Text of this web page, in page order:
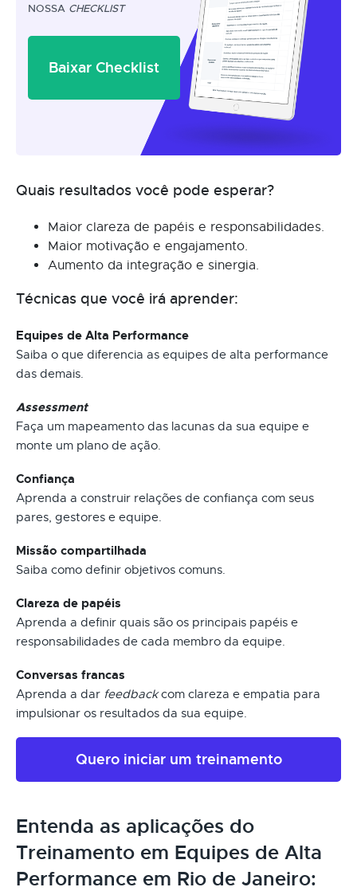
NOSSA CHECKLIST
Baixar Checklist
Quais resultados você pode esperar?
Maior clareza de papéis e responsabilidades.
Maior motivação e engajamento.
Aumento da integração e sinergia.
Técnicas que você irá aprender:
Equipes de Alta Performance
Saiba o que diferencia as equipes de alta performance
das demais.
Assessment
Faça um mapeamento das lacunas da sua equipe e
monte um plano de ação.
Confiança
Aprenda a construir relações de confiança com seus
pares, gestores e equipe.
Missão compartilhada
Saiba como definir objetivos comuns.
Clareza de papéis
Aprenda a definir quais são os principais papéis e
responsabilidades de cada membro da equipe.
Conversas francas
Aprenda a dar feedbackcom clareza e empatia para
impulsionar os resultados da sua equipe.
Quero iniciar um treinamento
Entenda as aplicações do
Treinamento em Equipes de Alta
Performance em Rio de Janeiro: